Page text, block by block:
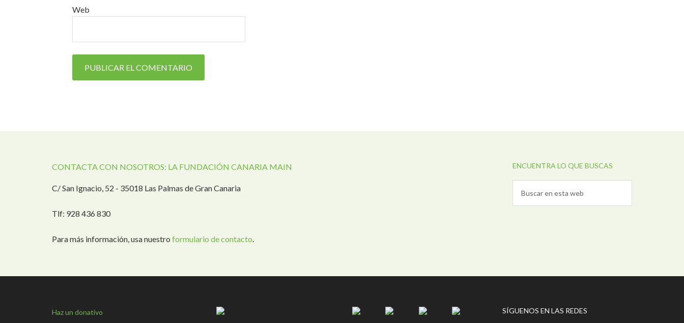
Web
CONTACTA CON NOSOTROS: LA FUNDACIÓN CANARIA MAIN
C/ San Ignacio, 52 - 35018 Las Palmas de Gran Canaria
Tlf: 928 436 830
Para más información, usa nuestro formulario de contacto
ENCUENTRA LO QUE BUSCAS
Haz un donativo SÍGUENOS EN LAS REDES